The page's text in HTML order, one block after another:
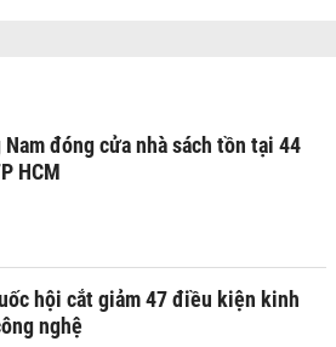
Nam đóng cửa nhà sách tồn tại 44
HCM
hội cắt giảm 47 điều kiện kinh
nghệ